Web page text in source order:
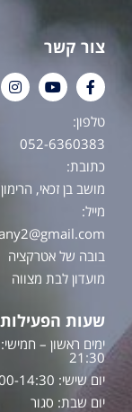
צור קשר
טלפון:
052-6360383
כתובת:
מושב בן זכאי, הרימון 169
מייל:
בובה של אטרקציה
מועדון לבת מצווה
שעות
21:30
יום שישי: 9:00-14:30
יום שבת: סגור